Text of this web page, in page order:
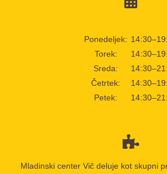
Ponedeljek:
Torek:
Sreda:
Četrtek:
Petek:
Mladinski center Vič deluje kot skupni